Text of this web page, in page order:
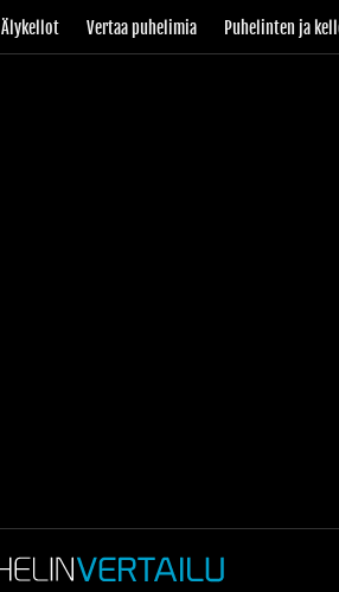
Älykellot Vertaa puhelimia Puhelinten ja